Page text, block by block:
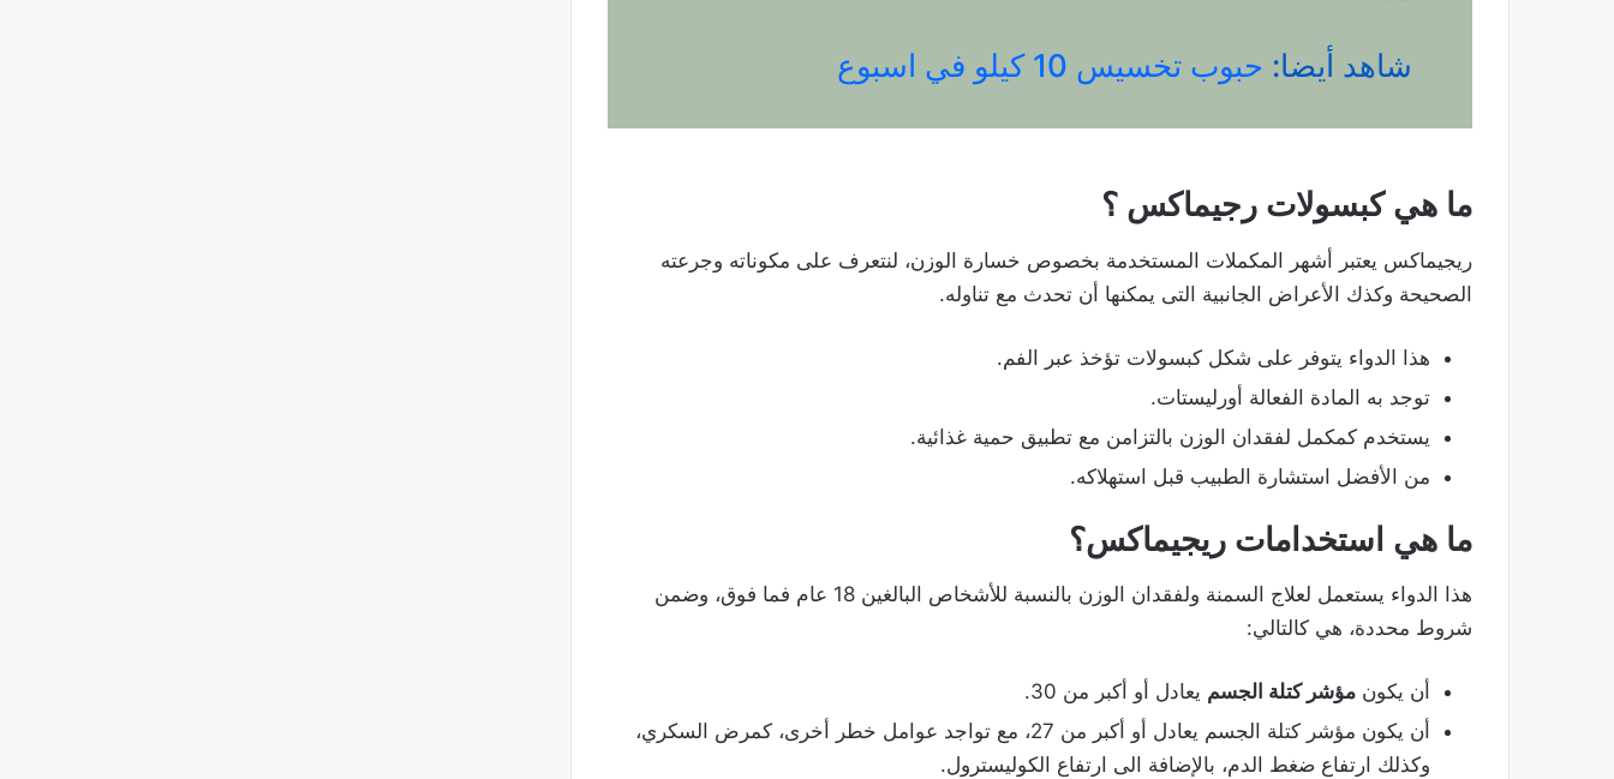
شاهد أيضا: حبوب تخسيس 10 كيلو في اسبوع
ما هي كبسولات رجيماكس ؟
ريجيماكس يعتبر أشهر المكملات المستخدمة بخصوص خسارة الوزن، لنتعرف على مكوناته وجرعته
الصحيحة وكذك الأعراض الجانبية التى يمكنها أن تحدث مع تناوله.
هذا الدواء يتوفر على شكل كبسولات تؤخذ عبر الفم.
توجد به المادة الفعالة أورليستات.
يستخدم كمكمل لفقدان الوزن بالتزامن مع تطبيق حمية غذائية.
من الأفضل استشارة الطبيب قبل استهلاكه.
ما هي استخدامات ريجيماكس؟
هذا الدواء يستعمل لعلاج السمنة ولفقدان الوزن بالنسبة للأشخاص البالغين 18 عام فما فوق، وضمن
شروط محددة، هي كالتالي:
أن يكون مؤشر كتلة الجسم يعادل أو أكبر من 30.
أن يكون مؤشر كتلة الجسم يعادل أو أكبر من 27، مع تواجد عوامل خطر أخرى، كمرض السكري،
وكذلك ارتفاع ضغط الدم، بالإضافة الى ارتفاع الكوليسترول.